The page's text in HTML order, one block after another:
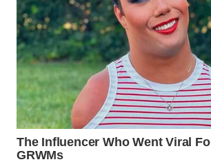
WAHANA
TANI
WAHANA
ADVOKAT
WAHANA
INFRASTRUKTUR